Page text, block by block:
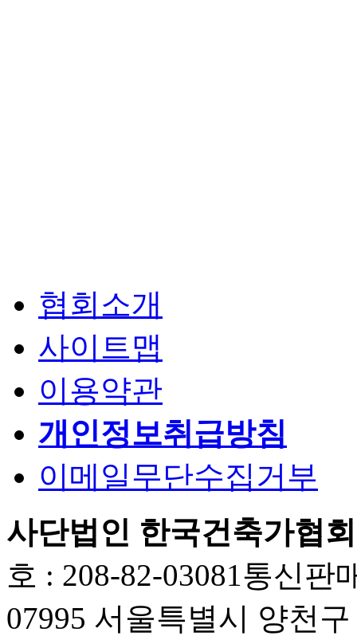
협회소개
사이트맵
이용약관
개인정보취급방침
이메일무단수집거부
사단법인 한국건축가협회
호 : 208-82-03081 통신판
07995 서울특별시 양천